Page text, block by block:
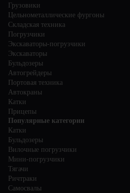
Грузовики
Цельнометаллические фургоны
Складская техника
Погрузчики
Экскаваторы-погрузчики
Экскаваторы
Бульдозеры
Автогрейдеры
Портовая техника
Автокраны
Катки
Прицепы
Популярные категории
Катки
Бульдозеры
Вилочные погрузчики
Мини-погрузчики
Тягачи
Ричтраки
Самосвалы